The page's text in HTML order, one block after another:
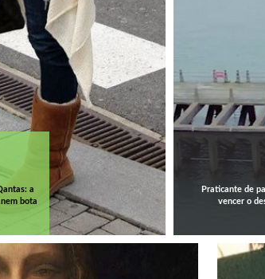
a
bota
Praticante de
vencer o